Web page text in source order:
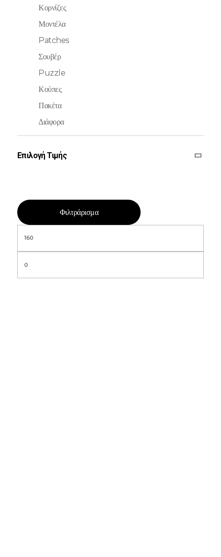
Κορνίζες
Μοντέλα
Patches
Σουβέρ
Puzzle
Κούπες
Πακέτα
Διάφορα
Επιλογή Τιμής
Φιλτράρισμα